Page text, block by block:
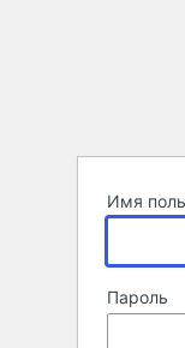
Имя
Пароль